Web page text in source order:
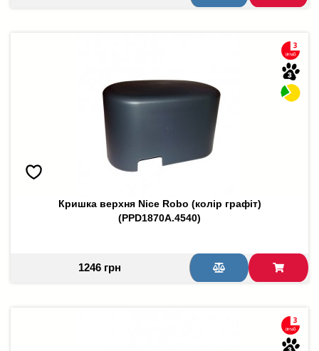
Кришка верхня Nice Robo (колір графіт)
(PPD1870A.4540)
1246 грн